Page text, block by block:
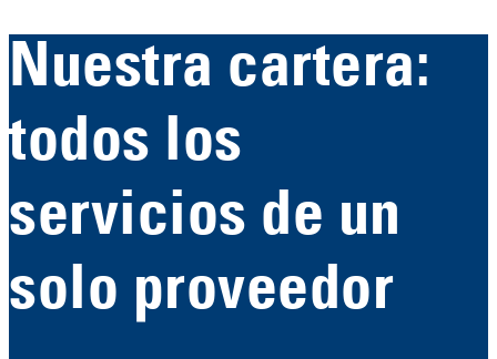
Nuestra cartera:
todos los
servicios de un
solo proveedor